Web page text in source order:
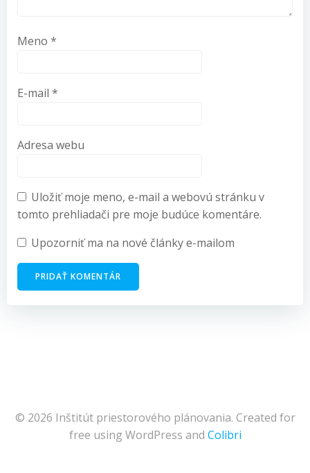
Meno *
E-mail *
Adresa webu
Uložiť moje meno, e-mail a webovú stránku v
tomto prehliadači pre moje budúce komentáre.
Upozorniť ma na nové články e-mailom
© 2026 Inštitút priestorového plánovania. Created for
free using WordPress and Colibri